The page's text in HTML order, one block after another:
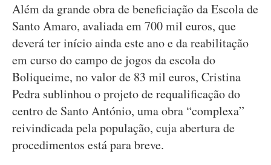
Além da grande obra de beneficiação da Escola de
Santo Amaro, avaliada em 700 mil euros, que
deverá ter início ainda este ano e da reabilitação
em curso do campo de jogos da escola do
Boliqueime, no valor de 83 mil euros, Cristina
Pedra sublinhou o projeto de requalificação do
centro de Santo António, uma obra “complexa”
reivindicada pela população, cuja abertura de
procedimentos está para breve.